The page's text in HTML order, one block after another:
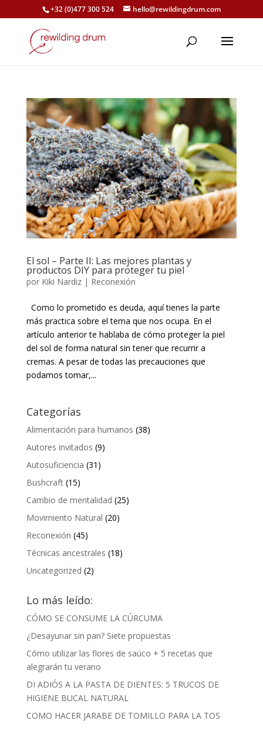
+32 (0)477 300 524 hello@rewildingdrum.com
El sol – Parte II: Las mejores plantas y
productos DIY para proteger tu piel
por Kiki Nardiz| Reconexión
Como lo prometido es deuda, aquí tienes la parte
más practica sobre el tema que nos ocupa. En el
artículo anterior te hablaba de cómo proteger la piel
del sol de forma natural sin tener que recurrir a
cremas. A pesar de todas las precauciones que
podamos tomar,...
Categorías
Alimentación para humanos (38)
Autores invitados (9)
Autosuficiencia (31)
Bushcraft(15)
Cambio de mentalidad (25)
Movimiento Natural (20)
Reconexión (45)
Técnicas ancestrales (18)
Uncategorized (2)
Lo más leído:
CÓMO SE CONSUME LA CÚRCUMA
¿Desayunar sin pan? Siete propuestas
Cómo utilizar las flores de saúco + 5 recetas que
alegrarán tu verano
DI ADIÓS A LA PASTA DE DIENTES: 5 TRUCOS DE
HIGIENE BUCAL NATURAL
COMO HACER JARABE DE TOMILLO PARA LA TOS